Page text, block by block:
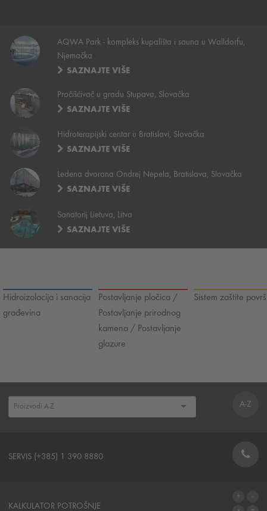
AQWA Park - kompleks kupališta i sauna u Walldorfu,
Njemačka
SAZNAJTE VIŠE
Pročišćivač u gradu Stupava, Slovačka
SAZNAJTE VIŠE
Hidroterapijski centar u Bratislavi, Slovačka
SAZNAJTE VIŠE
Ledena dvorana Ondrej Nepela, Bratislava, Slovačka
SAZNAJTE VIŠE
Sanatorij Lietuva, Litva
SAZNAJTE VIŠE
Hidroizolacija i sanacija
građevina
Postavljanje pločica /
Postavljanje prirodnog
kamena / Postavljanje
glazure
Sistem zaštite
A-Z
SERVIS (+385) 1 390 8880
KALKULATOR POTROŠNJE